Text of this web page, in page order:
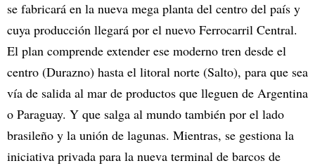
se fabricará en la nueva mega planta del centro del país y
cuya producción llegará por el nuevo Ferrocarril Central.
El plan comprende extender ese moderno tren desde el
centro (Durazno) hasta el litoral norte (Salto), para que sea
vía de salida al mar de productos que lleguen de Argentina
o Paraguay. Y que salga al mundo también por el lado
brasileño y la unión de lagunas. Mientras, se gestiona la
iniciativa privada para la nueva terminal de barcos de